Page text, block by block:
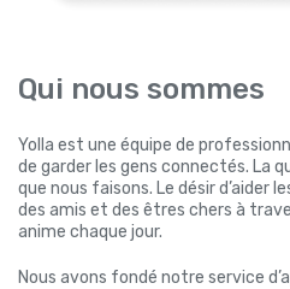
Qui nous sommes
Yolla est une équipe de
de garder les gens connectés. La
que nous faisons. Le désir d’aider
des amis et des êtres chers à
anime chaque jour.
Nous avons fondé notre service